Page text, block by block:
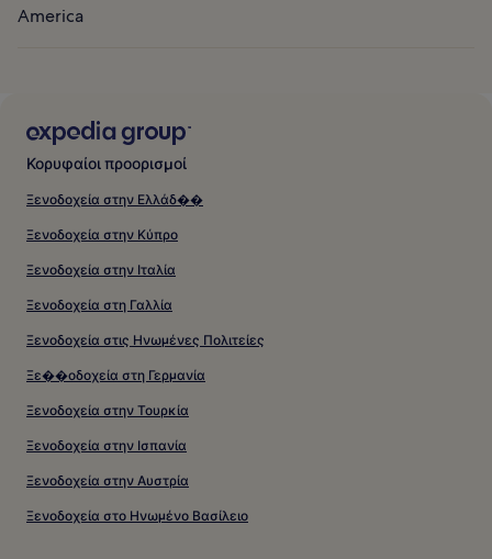
America
Κορυφαίοι προορισμοί
Ξενοδοχεία στην Ελλάδ��
Ξενοδοχεία στην Κύπρο
Ξενοδοχεία στην Ιταλία
Ξενοδοχεία στη Γαλλία
Ξενοδοχεία στις Ηνωμένες Πολιτείες
Ξε��οδοχεία στη Γερμανία
Ξενοδοχεία στην Τουρκία
Ξενοδοχεία στην Ισπανία
Ξενοδοχεία στην Αυστρία
Ξενοδοχεία στο Ηνωμένο Βασίλειο